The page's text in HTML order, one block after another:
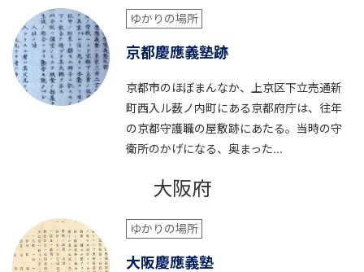
ゆかりの場所
京都慶應義塾跡
京都市のほぼまんなか、上京区下立売通新
町西入ル薮ノ内町にある京都府庁は、往年
の京都守護職の屋敷跡にあたる。当時の守
衛所のかげになる、奥まった...
大阪府
ゆかりの場所
大阪慶應義塾